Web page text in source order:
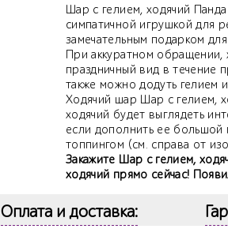
Шар с гелием, ходячий
симпатичной игрушкой для
замечательным подарком
При аккуратном
праздничный вид в течение
также можно додуть гелием
Ходячий шар Шар с гелием,
ходячий будет выглядеть
если дополнить ее
топпингом (см. справа от
Закажите Шар с гелием,
ходячий прямо сейчас!
Оплата и доставка: